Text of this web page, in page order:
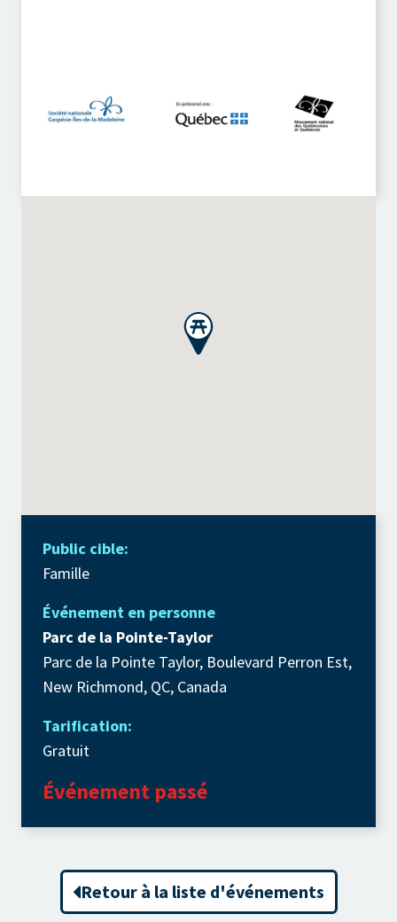
Public cible:
Famille
Événement en personne
Parc de la Pointe-Taylor
Parc de la Pointe Taylor, Boulevard Perron Est,
New Richmond, QC, Canada
Tarification:
Gratuit
Événement passé
Retour à la liste d'événements